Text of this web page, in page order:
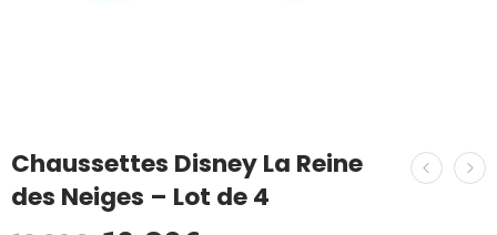
Chaussettes Disney La Reine
des Neiges – Lot de 4